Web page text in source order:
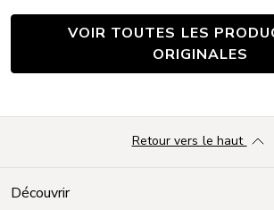
VOIR TOUTES LES
ORIGINALES
Découvrir
Retour vers le haut